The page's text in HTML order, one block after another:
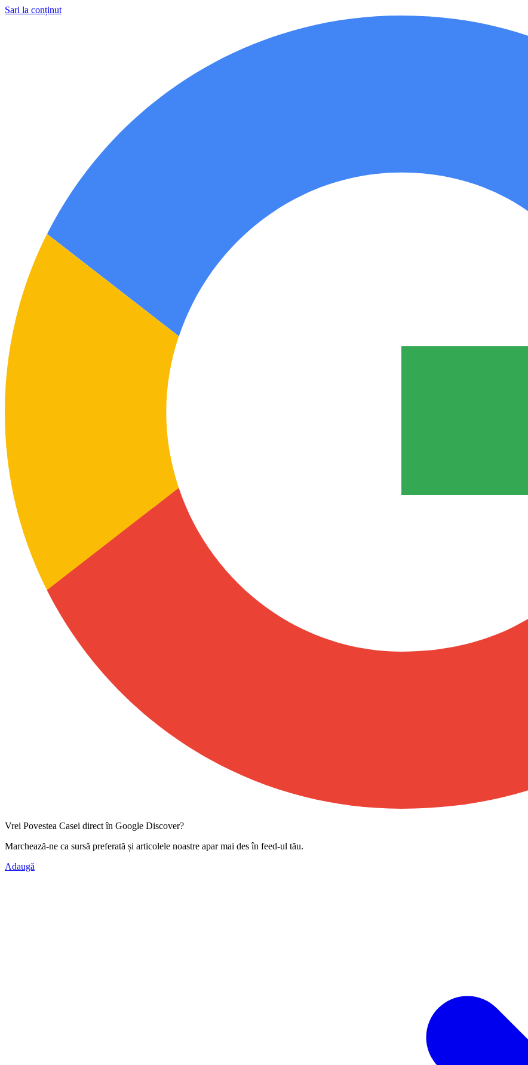
Sari la conținut
Vrei Povestea Casei direct în Google Discover?
Marchează-ne ca sursă preferată și articolele noastre apar mai des în feed-ul tău.
Adaugă